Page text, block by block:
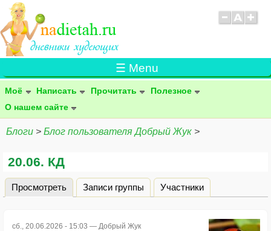
☰ Menu
Моё Написать Прочитать
Полезное
О нашем сайте
Блоги > Блог пользователя Добрый Жук >
20.06. КД
Главные вкладки
Просмотреть (активная вкладка)
Записи группы Участники
сб., 20.06.2026 - 15:03 — Добрый Жук